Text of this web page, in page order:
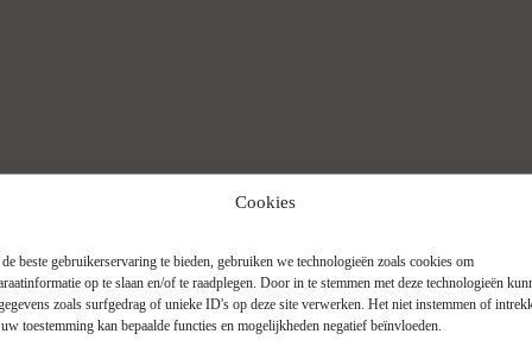
Cookies
beste gebruikerservaring te bieden, gebruiken we technologieën zoals cookies om
op te slaan en/of te raadplegen. Door in te stemmen met deze technologieën
zoals surfgedrag of unieke ID's op deze site verwerken. Het niet instemmen of
toestemming kan bepaalde functies en mogelijkheden negatief beïnvloeden.